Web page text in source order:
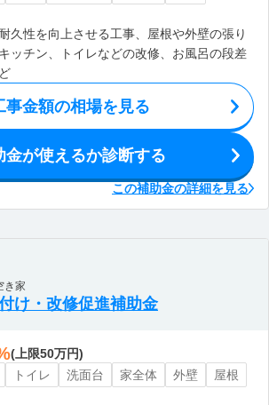
久性を向上させる工事、屋根や外壁の張り
ッチン、トイレなどの改修、お風呂の段差
事金額の相場を見る
金が使えるか診断する
この補助金の詳細を見る
き家
け・改修促進補助金
(上限50万円)
トイレ 洗面台 家全体 外壁
屋根